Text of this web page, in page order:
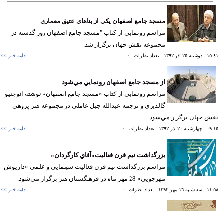
مسجد جامع اصفهان يكي از بناهاي عتيق معماري
مراسم رونمايي از كتاب "مسجد جامع اصفهان روز گذشته در
مجموعه نقش جهان برگزار شد.
- دوشنبه ٢٥ آذر ١٣٩٢ - تعداد نظرات : ٠ ادامه خبر >>
از مسجد جامع اصفهان رونمايي مي‌شود
مراسم رونمايي از كتاب «مسجد جامع اصفهان» نوشته ائوجنیو
گالدیری و ترجمه عبدالله جبل عاملي در مجموعه هنر پژوهي
جهان برگزار مي‌شود.
- چهارشنبه ٢٠ آذر ١٣٩٢ - تعداد نظرات : ٠ ادامه خبر >>
بزرگداشت نيم قرن فعاليت«آقاي كارگردان»
مراسم بزرگداشت نيم قرن فعاليت سينمايي و علمي «داريوش
مهرجويي» 28 مهر ماه در فرهنگستان هنر برگزار مي‌شود.
- سه شنبه ١٦ مهر ١٣٩٢ - تعداد نظرات : ٠ ادامه خبر >>